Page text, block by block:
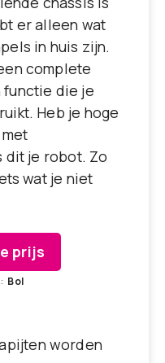
er alleen wat
in huis zijn.
complete
die je
Heb je hoge
dit je robot. Zo
wat je niet
prijs
Bol
worden